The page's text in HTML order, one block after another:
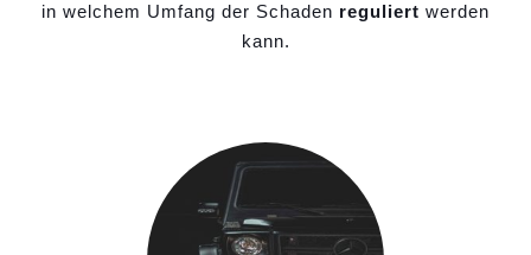
in welchem Umfang der Schaden reguliert werden
kann.